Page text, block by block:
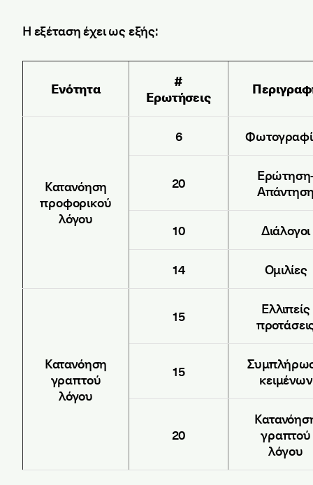
Η εξέταση έχει ως εξής:
Ενότητα
#
Ερωτήσεις
Κατανόηση
προφορικού
λόγου
6
20
10 Διάλογοι
14 Ομιλίες
Κατανόηση
γραπτού
λόγου
15
Ελλιπείς
15
κειμένων
20
γραπτού
λόγου